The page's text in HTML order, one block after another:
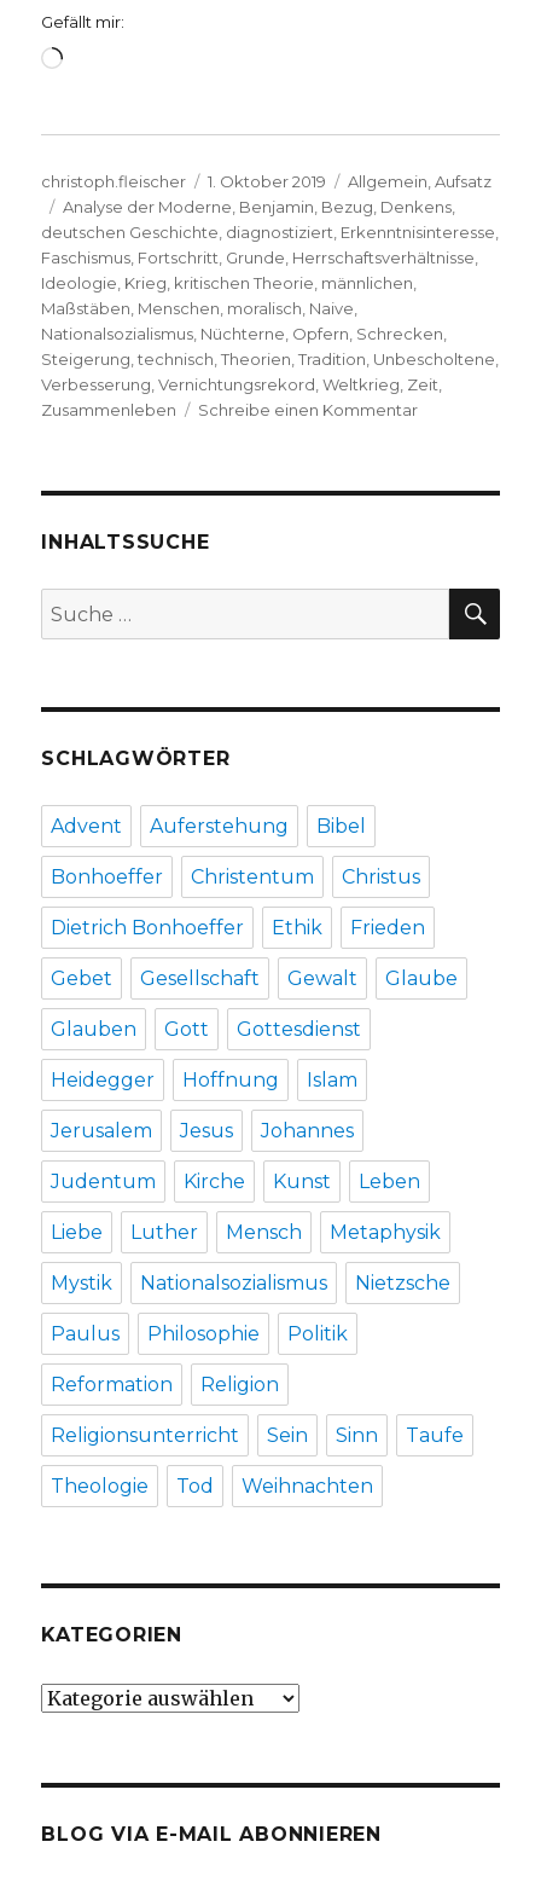
Gefällt mir:
Wird
Autor
christoph.fleischer
Veröffentlicht
am
1. Oktober 2019 Kategorien
Allgemein ,Aufsatz
Schlagwörter
Analyse der Moderne Benjamin Bezug Denkens
deutschen Geschichte diagnostiziert Erkenntnisinteresse
Faschismus Fortschritt Grunde Herrschaftsverhältnisse
Ideologie Krieg kritischen Theorie männlichen
Maßstäben Menschen moralisch Naive
Nationalsozialismus Nüchterne Opfern Schrecken
Steigerung ,technisch ,Theorien ,Tradition Unbescholtene
Verbesserung ,Vernichtungsrekord ,Weltkrieg Zeit
Zusammenleben
Schreibe einen Kommentarzu
Kafka,
Benjamin
und
Markus
INHALTSSUCHE
Suche
nach:
SCHLAGWÖRTER
Advent Auferstehung Bibel
Bonhoeffer Christentum Christus
Dietrich Bonhoeffer Ethik Frieden
Gebet Gesellschaft Gewalt Glaube
Glauben Gott Gottesdienst
Heidegger Hoffnung Islam
Jerusalem Jesus Johannes
Judentum Kirche Kunst Leben
Liebe Luther Mensch Metaphysik
Mystik Nationalsozialismus Nietzsche
Paulus Philosophie Politik
Reformation Religion
Religionsunterricht Sein Sinn Taufe
Theologie Tod Weihnachten
KATEGORIEN
Kategorien
BLOG VIA E-MAIL ABONNIEREN